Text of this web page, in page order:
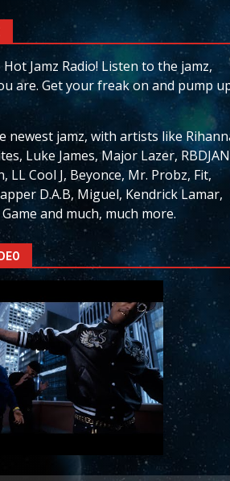
Jamz Radio! Listen to the jamz,
are. Get your freak on and pump
newest jamz, with artists like
Luke James, Major Lazer,
LL Cool J, Beyonce, Mr. Probz, Fit,
D.A.B, Miguel, Kendrick Lamar,
and much, much more.